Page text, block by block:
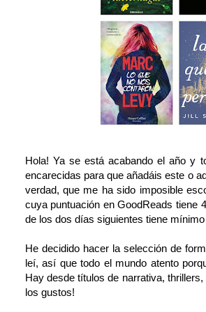
Hola! Ya se está acabando el año y
encarecidas para que añadáis este o
verdad, que me ha sido imposible
cuya puntuación en GoodReads tiene
de los dos días siguientes tiene
He decidido hacer la selección de
leí, así que todo el mundo atento
Hay desde títulos de narrativa,
los gustos!